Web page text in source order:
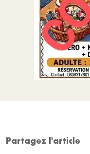
Partagez l'article